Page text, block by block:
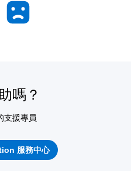
嗎？
支援專員
服務中心